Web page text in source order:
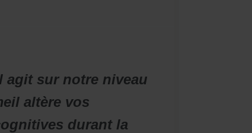
agit sur notre niveau
altère vos
durant la